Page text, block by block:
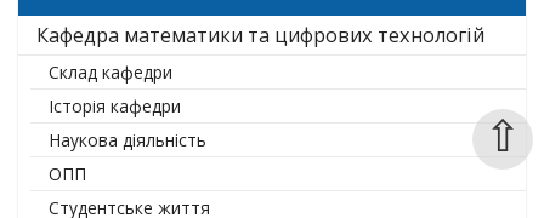
Кафедра математики та цифрових технологій
Склад кафедри
Історія кафедри
Наукова діяльність
ОПП
Студентське життя
⇧